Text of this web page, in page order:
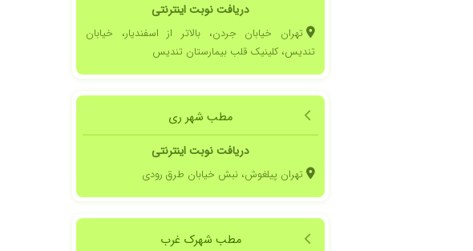
دریافت نوبت اینترنتی
تهران خیابان جردن، بالاتر از اسفندیار، خیابان
تندیس، کلینیک قلب بیمارستان تندیس
مطب شهر ری
دریافت نوبت اینترنتی
تهران پیلغوش، نبش خیابان طرق رودی
مطب شهرک غرب